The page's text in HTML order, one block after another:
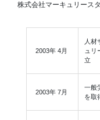
株式会社マーキュリース
2003年 4月
人材
ュリ
立
2003年 7月
一般
を取